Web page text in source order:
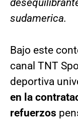
sudamerica.
Bajo este
canal TNT
deportiva
en la
refuerzos